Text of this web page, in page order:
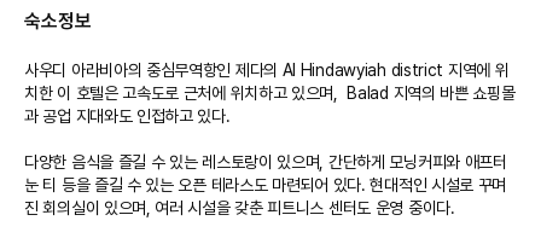
숙소정보
사우디 아라비아의 중심무역항인 제다의 Al Hindawyiah district 지역에 위
치한 이 호텔은 고속도로 근처에 위치하고 있으며,  Balad 지역의 바쁜 쇼핑몰
과 공업 지대와도 인접하고 있다.
다양한 음식을 즐길 수 있는 레스토랑이 있으며, 간단하게 모닝커피와 애프터
눈 티 등을 즐길 수 있는 오픈 테라스도 마련되어 있다. 현대적인 시설로 꾸며
진 회의실이 있으며, 여러 시설을 갖춘 피트니스 센터도 운영 중이다.